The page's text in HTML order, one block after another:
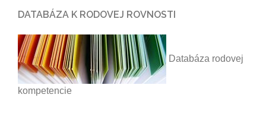
DATABÁZA K RODOVEJ ROVNOSTI
Databáza rodovej
kompetencie